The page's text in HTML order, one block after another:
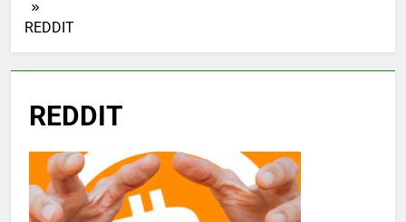
REDDIT
REDDIT